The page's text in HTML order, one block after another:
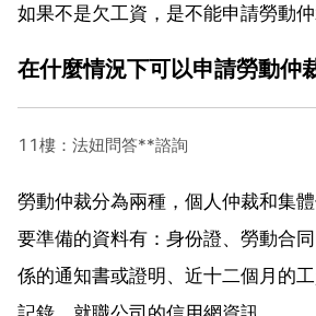
如果不是欠工資，是不能申請勞動仲
在什麼情況下可以申請勞動仲
11樓：法妞問答**諮詢
勞動仲裁分為兩種，個人仲裁和集
要準備的資料有：身份證、勞動合
係的通知書或證明、近十二個月的